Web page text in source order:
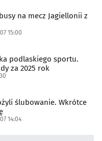
na mecz Jagiellonii z
15:00
podlaskiego sportu.
za 2025 rok
ślubowanie. Wkrótce
14:04